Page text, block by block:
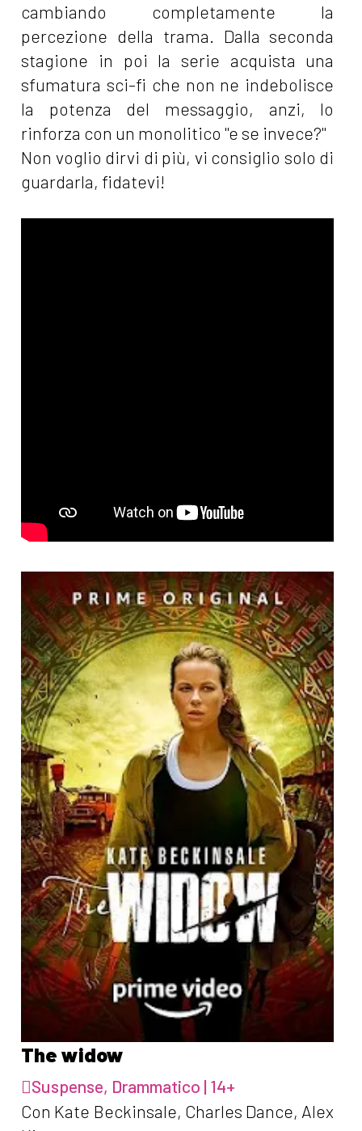
cambiando completamente la
percezione della trama. Dalla seconda
stagione in poi la serie acquista una
sfumatura sci-fi che non ne indebolisce
la potenza del messaggio, anzi, lo
rinforza con un monolitico "e se invece?"
Non voglio dirvi di più, vi consiglio solo di
guardarla, fidatevi!
The widow
Suspense, Drammatico | 14+
Con Kate Beckinsale, Charles Dance, Alex